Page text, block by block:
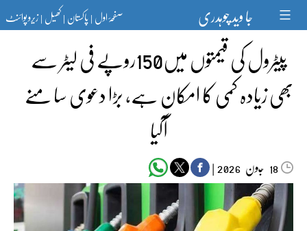
content جا وید چوہدری صفحۂ اول|پاکستان|کھیل|زیرو پوائنٹ
پیٹرول کی قیمتوں میں150روپے فی لیٹر سے
بھی زیادہ کمی کا امکان ہے، بڑا دعوی سا منے
آگیا
18 جون‬‮ |